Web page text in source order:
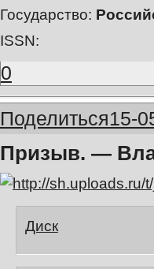
Государство:
ISSN:
0
Поделиться15-
Призыв. —
Диск